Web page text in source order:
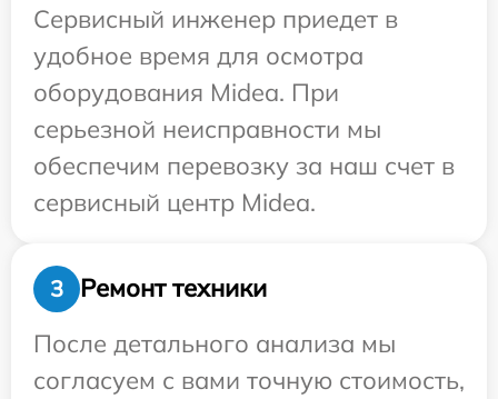
Сервисный инженер приедет в
удобное время для осмотра
оборудования Midea. При
серьезной неисправности мы
обеспечим перевозку за наш счет в
сервисный центр Midea.
3
Ремонт техники
После детального анализа мы
согласуем с вами точную стоимость,